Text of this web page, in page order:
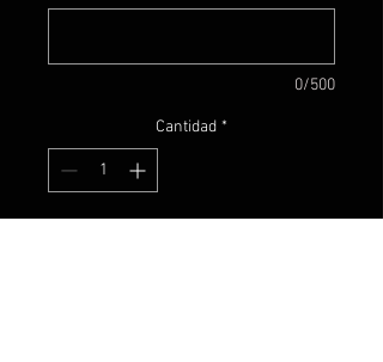
0/500
Cantidad *